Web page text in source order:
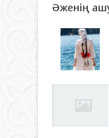
Әженің